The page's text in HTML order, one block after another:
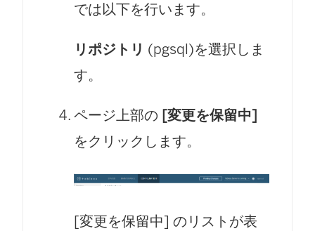
では以下を行います。
リポジトリ (pgsql)を選択しま
す。
ページ上部の [変更を保留中]
をクリックします。
[変更を保留中] のリストが表